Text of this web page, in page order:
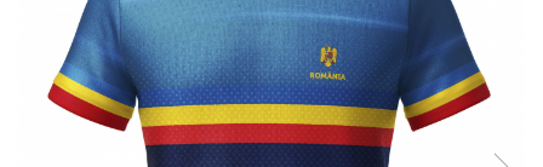
Bluze si hanorace damă
Bluze de trening | Bluze tehnice
sport
Pantaloni